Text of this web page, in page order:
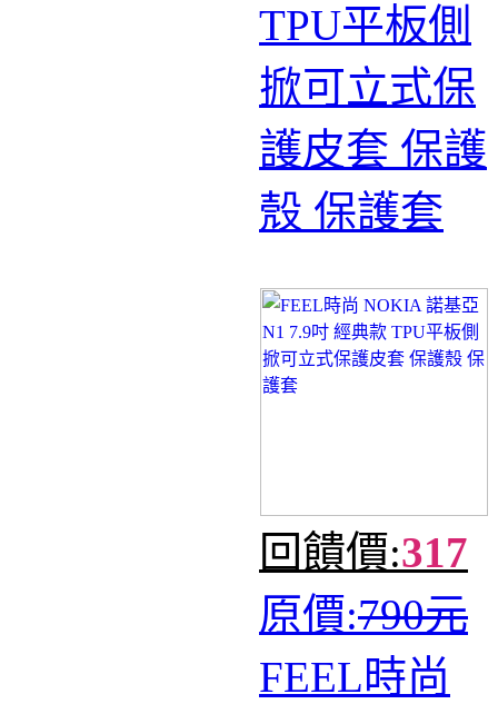
TPU平板側
掀可立式保
護皮套 保護
殼 保護套
回饋價:317
原價:790元
FEEL時尚